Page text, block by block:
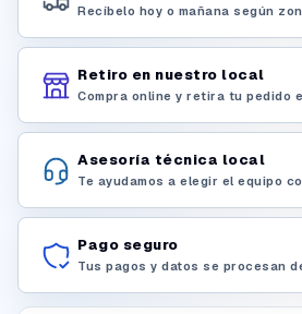
Recíbelo hoy o mañana según
Retiro en nuestro local
Compra online y retira tu pedido
Asesoría técnica local
Te ayudamos a elegir el equipo
Pago seguro
Tus pagos y datos se procesan